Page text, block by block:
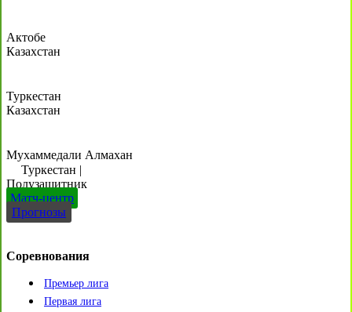
Актобе
Казахстан
Туркестан
Казахстан
Мухаммедали Алмахан
Туркестан |
Полузащитник
Матч-центр
Прогнозы
Соревнования
Премьер лига
Первая лига